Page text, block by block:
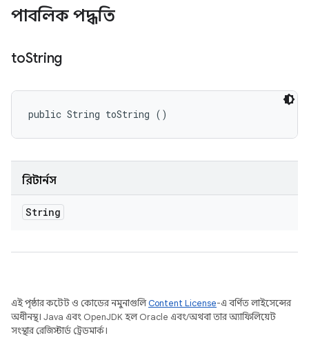
পাবলিক পদ্ধতি
toString
public String toString ()
রিটার্নস
String
এই পৃষ্ঠার কন্টেন্ট ও কোডের নমুনাগুলিContent License-এ বর্ণিত লাইসেন্সের
অধীনস্থ। Java এবং OpenJDK হল Oracle এবং/অথবা তার অ্যাফিলিয়েট
সংস্থার রেজিস্টার্ড ট্রেডমার্ক।